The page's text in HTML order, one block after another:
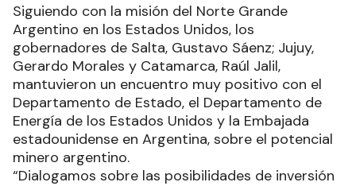
Siguiendo con la misión del Norte Grande
Argentino en los Estados Unidos, los
gobernadores de Salta, Gustavo Sáenz; Jujuy,
Gerardo Morales y Catamarca, Raúl Jalil,
mantuvieron un encuentro muy positivo con el
Departamento de Estado, el Departamento de
Energía de los Estados Unidos y la Embajada
estadounidense en Argentina, sobre el potencial
minero argentino.
“Dialogamos sobre las posibilidades de inversión